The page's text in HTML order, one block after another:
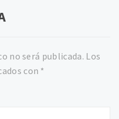
no será publicada. Los
con *